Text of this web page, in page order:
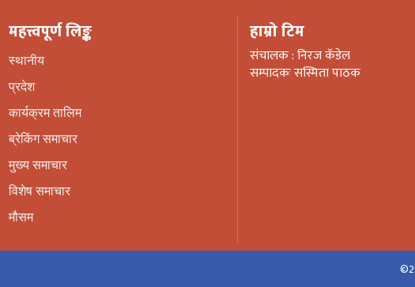
महत्त्वपूर्ण लिङ्क
स्थानीय
प्रदेश
कार्यक्रम तालिम
ब्रेकिंग समाचार
मुख्य समाचार
विशेष समाचार
मौसम
हाम्रो टिम
संचालक : निरज कॅडेल
सम्पादकः सस्मिता पाठक